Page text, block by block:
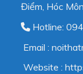
Điểm, Hóc
Hotline:
Email :
Website :